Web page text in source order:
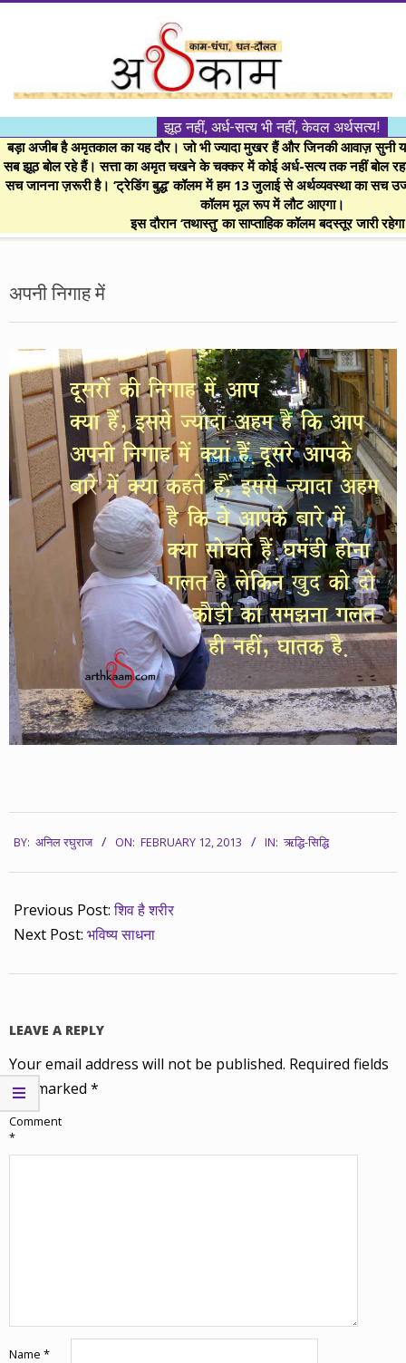
।।
अर्थकाम।।
BE
FINANCIALLY
CLEVER!
झूठ नहीं, अर्ध-सत्य भी नहीं, केवल अर्थसत्य!
बड़ा अजीब है अमृतकाल का यह दौर। जो भी ज्यादा मुखर हैं और जिनकी आवाज़ सुनी
सब झूठ बोल रहे हैं। सत्ता का अमृत चखने के चक्कर में कोई अर्ध-सत्य तक नहीं बोल
सच जानना ज़रूरी है। ‘ट्रेडिंग बुद्ध’ कॉलम में हम 13 जुलाई से अर्थव्यवस्था का सच
कॉलम मूल रूप में लौट आएगा।
इस दौरान ‘तथास्तु’ का साप्ताहिक कॉलम बदस्तूर जारी
Menu
अपनी निगाह में
02-
12
BY: अनिल रघुराज ON: FEBRUARY 12, 2013 IN: ऋद्धि-सिद्धि
Previous Post:शिव है शरीर
Next Post: भविष्य साधना
LEAVE A REPLY
Your email address will not be published. Required fields
are marked *
Comment
*
Name *